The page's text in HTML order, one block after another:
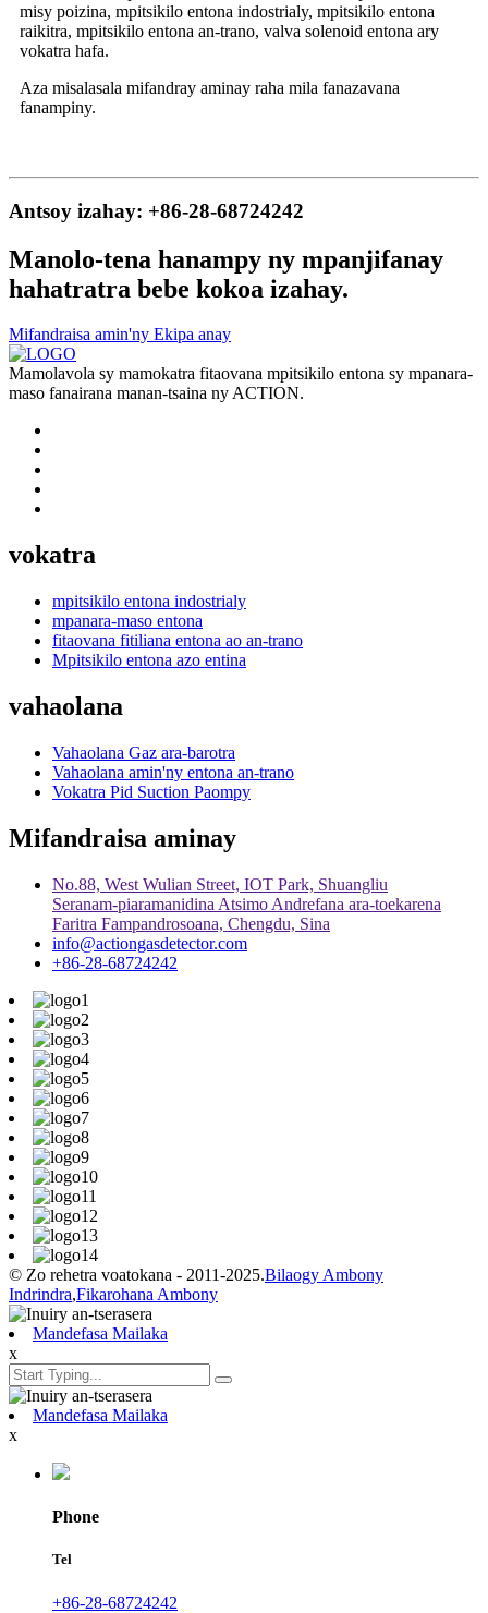
misy poizina, mpitsikilo entona indostrialy, mpitsikilo entona
raikitra, mpitsikilo entona an-trano, valva solenoid entona ary
vokatra hafa.
Aza misalasala mifandray aminay raha mila fanazavana
fanampiny.
Antsoy izahay: +86-28-68724242
Manolo-tena hanampy ny mpanjifanay
hahatratra bebe kokoa izahay.
Mifandraisa amin'ny Ekipa anay
Mamolavola sy mamokatra fitaovana mpitsikilo entona sy mpanara-
maso fanairana manan-tsaina ny ACTION.
vokatra
mpitsikilo entona indostrialy
mpanara-maso entona
fitaovana fitiliana entona ao an-trano
Mpitsikilo entona azo entina
vahaolana
Vahaolana Gaz ara-barotra
Vahaolana amin'ny entona an-trano
Vokatra Pid Suction Paompy
Mifandraisa aminay
No.88, West Wulian Street, IOT Park, Shuangliu
Seranam-piaramanidina Atsimo Andrefana ara-toekarena
Faritra Fampandrosoana, Chengdu, Sina
info@actiongasdetector.com
+86-28-68724242
© Zo rehetra voatokana - 2011-2025.Bilaogy Ambony
Indrindra,Fikarohana Ambony
Mandefasa Mailaka
x
Mandefasa Mailaka
x
Phone
Tel
+86-28-68724242